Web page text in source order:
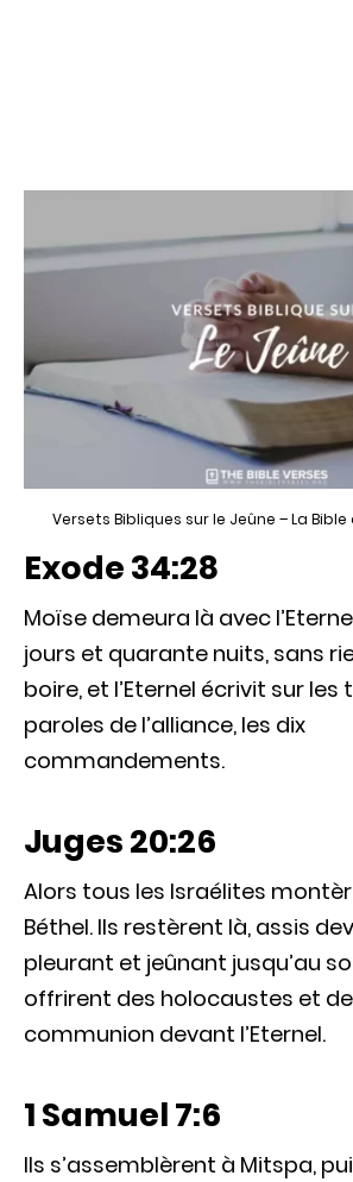
Versets Bibliques sur le Jeûne – La Bible
Exode 34:28
Moïse demeura là avec
jours et quarante nuits, sans
boire, et l’Eternel écrivit sur
paroles de l’alliance, les dix
commandements.
Juges 20:26
Alors tous les Israélites
Béthel. Ils restèrent là, assis
pleurant et jeûnant jusqu’au
offrirent des holocaustes et
communion devant l’Eternel.
1 Samuel 7:6
Ils s’assemblèrent à Mitspa,